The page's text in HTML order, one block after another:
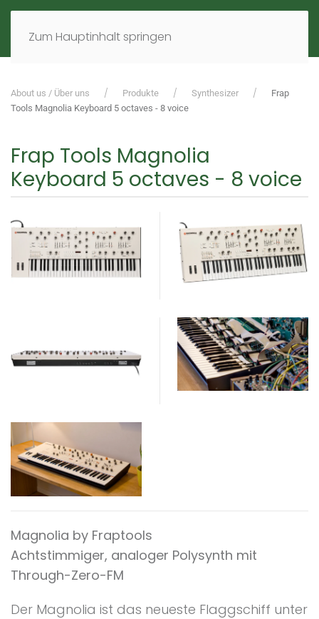
Zum Hauptinhalt springen
EN
About us / Über uns Produkte Synthesizer
Frap
Tools Magnolia Keyboard 5 octaves - 8 voice
Frap Tools Magnolia
Keyboard 5 octaves - 8 voice
Magnolia by Fraptools
Achtstimmiger, analoger Polysynth mit
Through-Zero-FM
Der Magnolia ist das neueste Flaggschiff unter